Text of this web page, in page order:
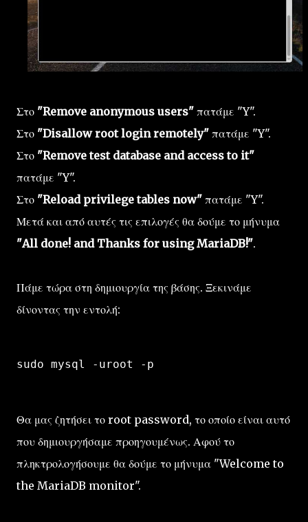
Στο "Remove anonymous users" πατάμε "Y".
Στο "Disallow root login remotely" πατάμε "Y".
Στο "Remove test database and access to it"
πατάμε "Y".
Στο "Reload privilege tables now" πατάμε "Y".
Μετά και από αυτές τις επιλογές θα δούμε το μήνυμα
"All done! and Thanks for using MariaDB!".
Πάμε τώρα στη δημιουργία της βάσης. Ξεκινάμε
δίνοντας την εντολή:
sudo mysql -uroot -p
Θα μας ζητήσει το root password, το οποίο είναι αυτό
που δημιουργήσαμε προηγουμένως. Αφού το
πληκτρολογήσουμε θα δούμε το μήνυμα "Welcome to
the MariaDB monitor".